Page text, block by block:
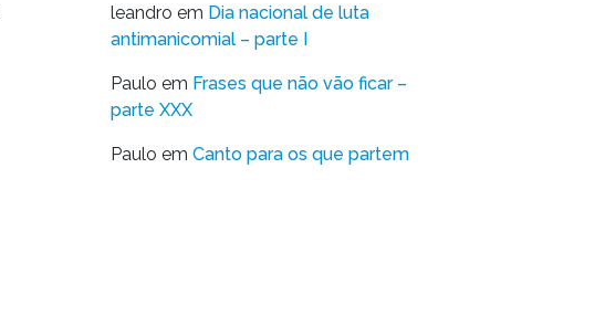
leandro em Dia nacional de luta
antimanicomial – parte I
Paulo em Frases que não vão ficar –
parte XXX
Paulo em Canto para os que partem